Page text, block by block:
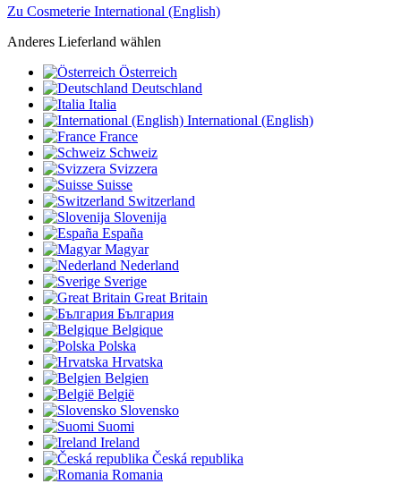
Zu Cosmeterie International (English)
Anderes Lieferland wählen
Österreich
Deutschland
Italia
International (English)
France
Schweiz
Svizzera
Suisse
Switzerland
Slovenija
España
Magyar
Nederland
Sverige
Great Britain
България
Belgique
Polska
Hrvatska
Belgien
België
Slovensko
Suomi
Ireland
Česká republika
Romania